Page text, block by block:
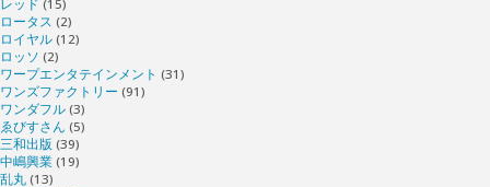
レッド (15)
ロータス (2)
ロイヤル (12)
ロッソ (2)
ワープエンタテインメント (31)
ワンズファクトリー (91)
ワンダフル (3)
ゑびすさん (5)
三和出版 (39)
中嶋興業 (19)
乱丸 (13)